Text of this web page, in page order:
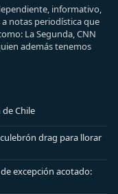
informativo,
a notas periodística que
La Segunda, CNN
además tenemos
Chile
drag para llorar
excepción acotado: